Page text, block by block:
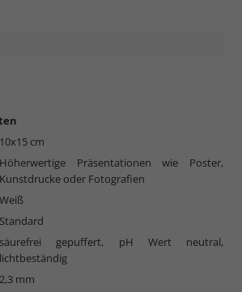
10x15 cm
Höherwertige Präsentationen wie Poster,
Kunstdrucke oder Fotografien
Weiß
Standard
säurefrei gepuffert, pH Wert neutral,
lichtbeständig
2,3 mm